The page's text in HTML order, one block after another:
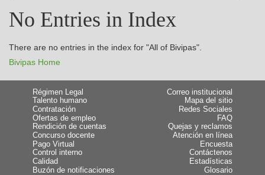
No Entries in Index
There are no entries in the index for "All of Bivipas".
Bivipas Home
Régimen Legal
Talento humano
Contratación
Ofertas de empleo
Rendición de cuentas
Concurso docente
Pago Virtual
Control interno
Calidad
Buzón de notificaciones
Correo institucional
Mapa del sitio
Redes Sociales
FAQ
Quejas y reclamos
Atención en línea
Encuesta
Contáctenos
Estadísticas
Glosario